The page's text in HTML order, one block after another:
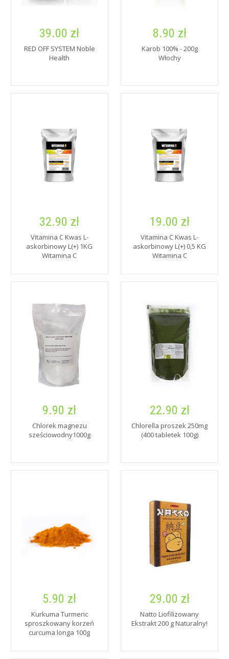
39.00 zł
RED OFF SYSTEM Noble
Health
8.90 zł
Karob 100% - 200g
Włochy
32.90 zł
Vitamina C Kwas L-
askorbinowy L(+) 1KG
Witamina C
19.00 zł
Vitamina C Kwas L-
askorbinowy L(+) 0,5 KG
Witamina C
9.90 zł
Chlorek magnezu
sześciowodny1000g
22.90 zł
Chlorella proszek 250mg
(400 tabletek 100g)
5.90 zł
Kurkuma Turmeric
sproszkowany korzeń
curcuma longa 100g
29.00 zł
Natto Liofilizowany
Ekstrakt 200 g Naturalny!